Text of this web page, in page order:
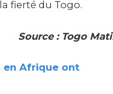
fierté du Togo.
Source : Togo
en Afrique ont